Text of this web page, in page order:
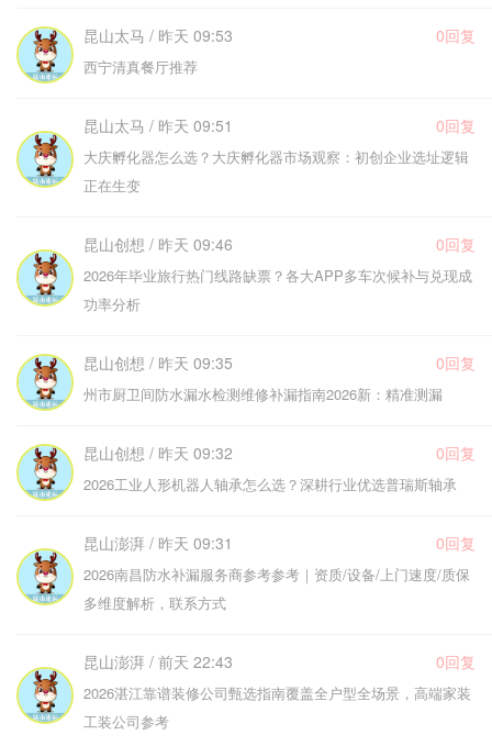
昆山太马 / 昨天 09:53 0回复
西宁清真餐厅推荐
昆山太马 / 昨天 09:51 0回复
大庆孵化器怎么选？大庆孵化器市场观察：初创企业选址逻辑
正在生变
昆山创想 / 昨天 09:46 0回复
2026年毕业旅行热门线路缺票？各大APP多车次候补与兑现成
功率分析
昆山创想 / 昨天 09:35 0回复
州市厨卫间防水漏水检测维修补漏指南2026新：精准测漏
昆山创想 / 昨天 09:32 0回复
2026工业人形机器人轴承怎么选？深耕行业优选普瑞斯轴承
昆山澎湃 / 昨天 09:31 0回复
2026南昌防水补漏服务商参考参考｜资质/设备/上门速度/质保
多维度解析，联系方式
昆山澎湃 / 前天 22:43 0回复
2026湛江靠谱装修公司甄选指南覆盖全户型全场景，高端家装
工装公司参考